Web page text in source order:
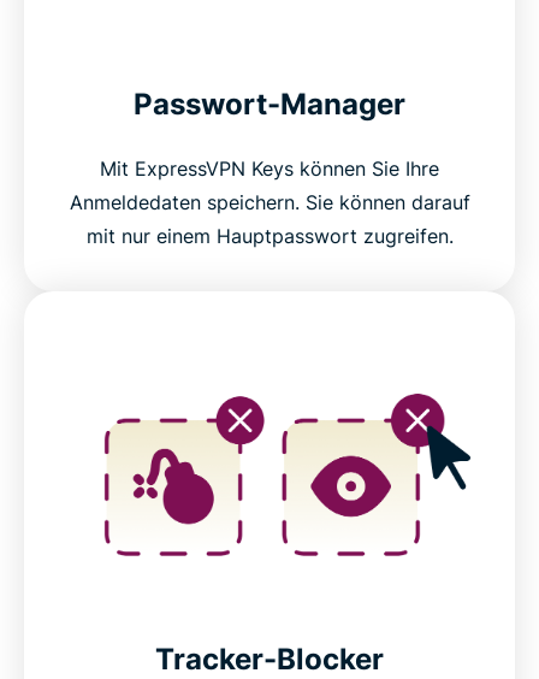
Core ExpressVPN privacy and security features
ExpressVPN features for high-performance
connections
Keep your AI chats confidential with ExpressAI
Protect your email with ExpressMailGuard
Automate your VPN with ExpressVPN’s MCP server
Passwort-Manager
Mit ExpressVPN Keys können Sie Ihre
Anmeldedaten speichern. Sie können darauf
mit nur einem Hauptpasswort zugreifen.
Tracker-Blocker